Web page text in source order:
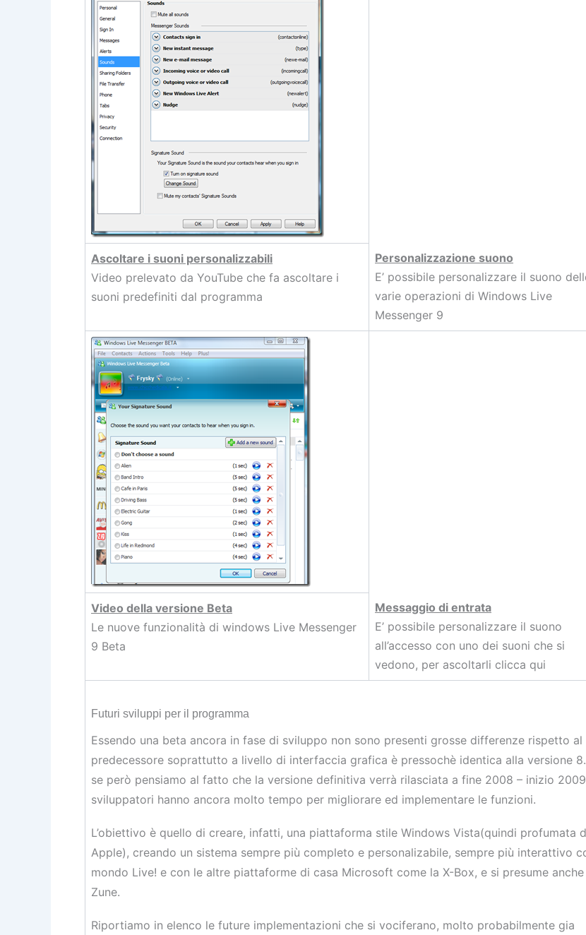
Ascoltare i suoni personalizzabili
Video prelevato da YouTube che fa ascoltare i
suoni predefiniti dal programma
Personalizzazione suono
E’ possibile personalizzare il suono
varie operazioni di Windows Live
Messenger 9
Video della versione Beta
Le nuove funzionalità di windows Live Messenger
9 Beta
Messaggio di entrata
E’ possibile personalizzare il suono
all’accesso con uno dei suoni che si
vedono, per ascoltarli clicca qui
Futuri sviluppi per il programma
Essendo una beta ancora in fase di sviluppo non sono presenti grosse differenze rispetto al
predecessore soprattutto a livello di interfaccia grafica è pressochè identica alla versione
se però pensiamo al fatto che la versione definitiva verrà rilasciata a fine 2008 – inizio
sviluppatori hanno ancora molto tempo per migliorare ed implementare le funzioni.
L’obiettivo è quello di creare, infatti, una piattaforma stile Windows Vista(quindi profumata
Apple), creando un sistema sempre più completo e personalizabile, sempre più interattivo
mondo Live! e con le altre piattaforme di casa Microsoft come la X-Box, e si presume anche
Zune.
Riportiamo in elenco le future implementazioni che si vociferano, molto probabilmente gia